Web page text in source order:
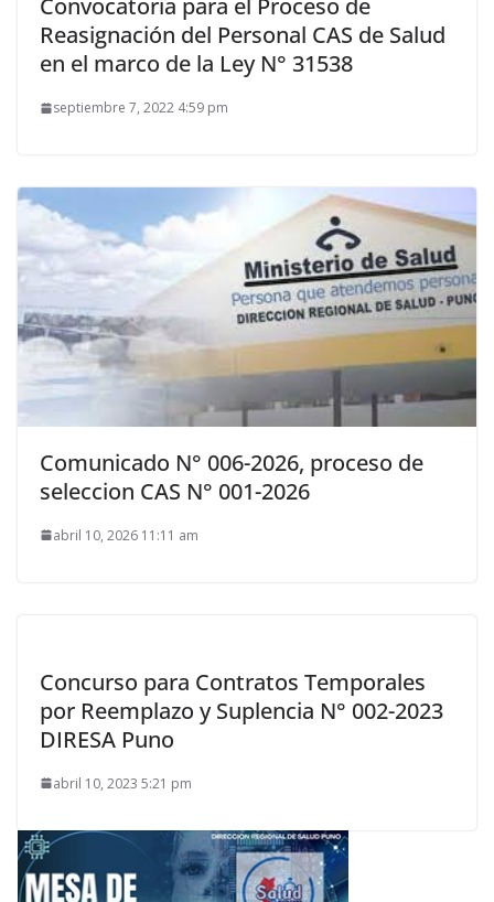
Convocatoria para el Proceso de
Reasignación del Personal CAS de Salud
en el marco de la Ley N° 31538
septiembre 7, 2022 4:59 pm
Comunicado N° 006-2026, proceso de
seleccion CAS N° 001-2026
abril 10, 2026 11:11 am
Concurso para Contratos Temporales
por Reemplazo y Suplencia N° 002-2023
DIRESA Puno
abril 10, 2023 5:21 pm